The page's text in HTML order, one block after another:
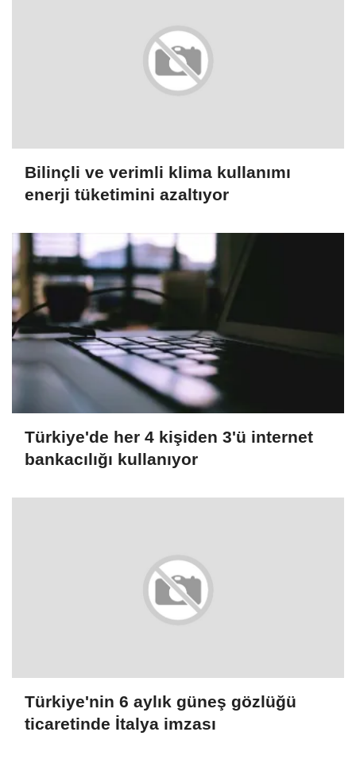
Bilinçli ve verimli klima kullanımı
enerji tüketimini azaltıyor
Türkiye'de her 4 kişiden 3'ü internet
bankacılığı kullanıyor
Türkiye'nin 6 aylık güneş gözlüğü
ticaretinde İtalya imzası